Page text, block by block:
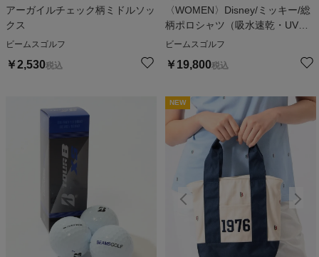
アーガイルチェック柄ミドルソッ
クス
ビームスゴルフ
￥2,530税込
〈WOMEN〉Disney/ミッキー/総
柄ポロシャツ（吸水速乾・UVカ
ット）
ビームスゴルフ
￥ 19,800税込
NEW